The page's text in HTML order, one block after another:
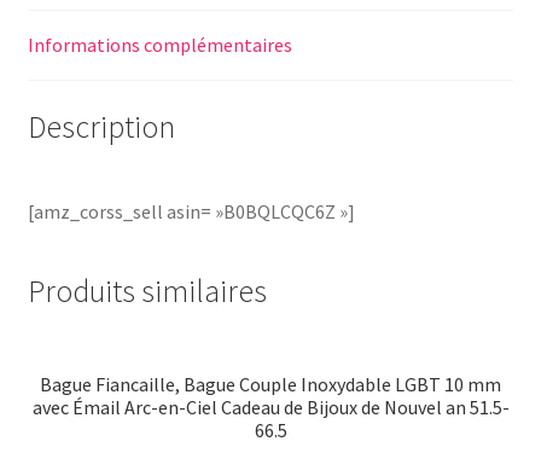
Informations complémentaires
Description
[amz_corss_sell asin= »B0BQLCQC6Z »]
Produits similaires
Bague Fiancaille, Bague Couple Inoxydable LGBT 10 mm
avec Émail Arc-en-Ciel Cadeau de Bijoux de Nouvel an 51.5-
66.5